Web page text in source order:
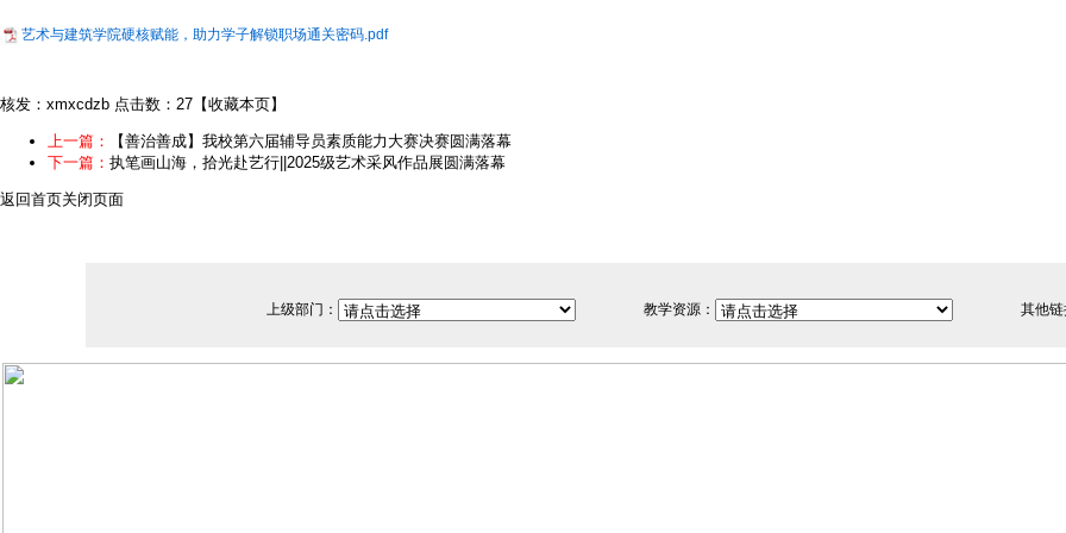
艺术与建筑学院硬核赋能，助力学子解锁职场通关密码.pdf
核发：xmxcdzb 点击数：27 【收藏本页】
上一篇：
【善治善成】我校第六届辅导员素质能力大赛决赛圆满落幕
下一篇： 执笔画山海，拾光赴艺行||2025级艺术采风作品展圆满落幕
返回首页关闭页面
上级部门： 教学资源： 其他